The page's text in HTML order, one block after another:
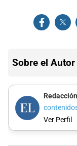
Sobre el Autor
Ver Perfil